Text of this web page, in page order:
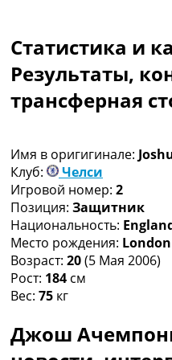
Чемпионат
Украина.
Украина.
Лига
Другие
Таблицы
Таблицы групп
Украина.
Украина.
Лига
Англия.
Испания. Ла Лига
Рейтинг стран
Статистика и
Результаты,
трансферная
Имя в оригигинале:
Клуб:
Челси
Игровой номер: 2
Позиция: Защитник
Национальность:
Место рождения:
Возраст: 20(5 Мая 2006)
Рост: 184 см
Вес: 75 кг
Джош